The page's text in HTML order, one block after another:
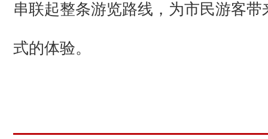
串联起整条游览路线，为市民游客带
式的体验。